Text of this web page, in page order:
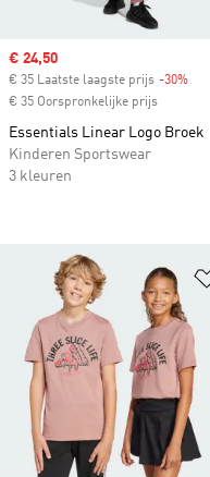
Sale price
€ 24,50
€ 35 Laatste laagste prijs -30%
€ 35 Oorspronkelijke prijs
Essentials Linear Logo Broek
Kinderen Sportswear
3 kleuren